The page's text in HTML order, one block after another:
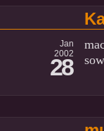
Jan
2002
28